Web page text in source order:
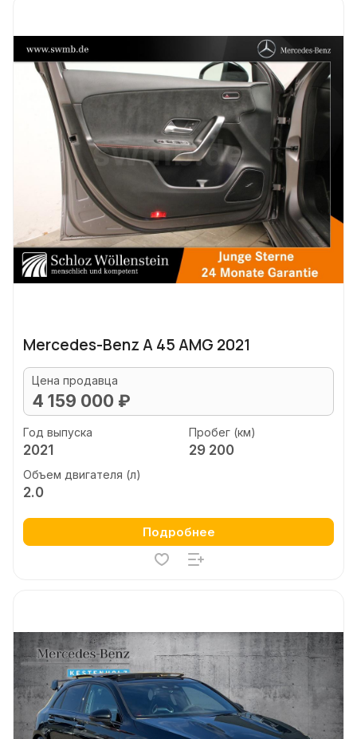
Mercedes-Benz A 45 AMG 2021
Цена продавца
4 159 000 ₽
Год выпуска
2021
Пробег (км)
29 200
Объем двигателя (л)
2.0
Подробнее